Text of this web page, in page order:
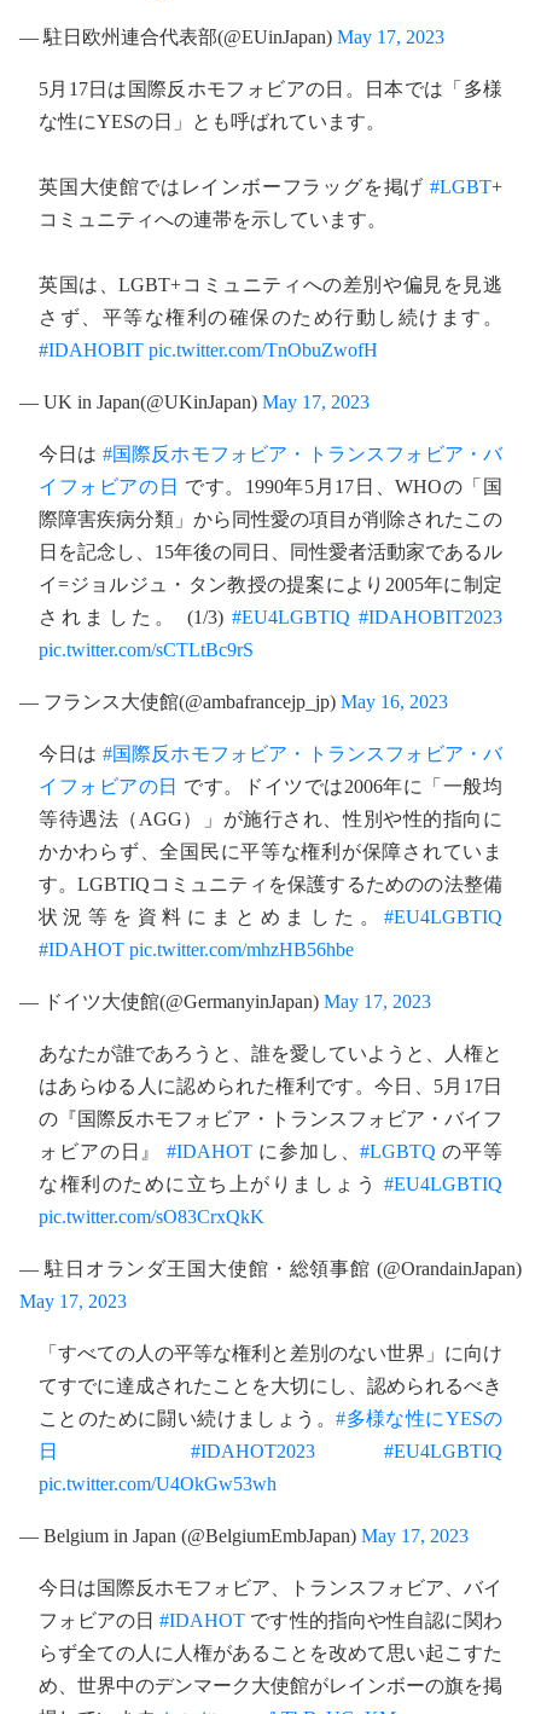
— 駐日欧州連合代表部(@EUinJapan) May 17, 2023
5月17日は国際反ホモフォビアの日。日本では「多様
な性にYESの日」とも呼ばれています。
英国大使館ではレインボーフラッグを掲げ #LGBT+
コミュニティへの連帯を示しています。
英国は、LGBT+コミュニティへの差別や偏見を見逃
さず、平等な権利の確保のため行動し続けます。
#IDAHOBIT pic.twitter.com/TnObuZwofH
— UK in Japan(@UKinJapan) May 17, 2023
今日は #国際反ホモフォビア・トランスフォビア・バ
イフォビアの日 です。1990年5月17日、WHOの「国
際障害疾病分類」から同性愛の項目が削除されたこの
日を記念し、15年後の同日、同性愛者活動家であるル
イ=ジョルジュ・タン教授の提案により2005年に制定
されました。 (1/3) #EU4LGBTIQ #IDAHOBIT2023
pic.twitter.com/sCTLtBc9rS
— フランス大使館(@ambafrancejp_jp) May 16, 2023
今日は #国際反ホモフォビア・トランスフォビア・バ
イフォビアの日 です。ドイツでは2006年に「一般均
等待遇法（AGG）」が施行され、性別や性的指向に
かかわらず、全国民に平等な権利が保障されていま
す。LGBTIQコミュニティを保護するためのの法整備
状況等を資料にまとめました。 #EU4LGBTIQ
#IDAHOT pic.twitter.com/mhzHB56hbe
— ドイツ大使館(@GermanyinJapan) May 17, 2023
あなたが誰であろうと、誰を愛していようと、人権と
はあらゆる人に認められた権利です。今日、5月17日
の『国際反ホモフォビア・トランスフォビア・バイフ
ォビアの日』#IDAHOT に参加し、#LGBTQ の平等
な権利のために立ち上がりましょう #EU4LGBTIQ
pic.twitter.com/sO83CrxQkK
— 駐日オランダ王国大使館・総領事館 (@OrandainJapan)
May 17, 2023
「すべての人の平等な権利と差別のない世界」に向け
てすでに達成されたことを大切にし、認められるべき
ことのために闘い続けましょう。#多様な性にYESの
日
#IDAHOT2023
#EU4LGBTIQ
pic.twitter.com/U4OkGw53wh
— Belgium in Japan (@BelgiumEmbJapan) May 17, 2023
今日は国際反ホモフォビア、トランスフォビア、バイ
フォビアの日#IDAHOT です性的指向や性自認に関わ
らず全ての人に人権があることを改めて思い起こすた
め、世界中のデンマーク大使館がレインボーの旗を掲